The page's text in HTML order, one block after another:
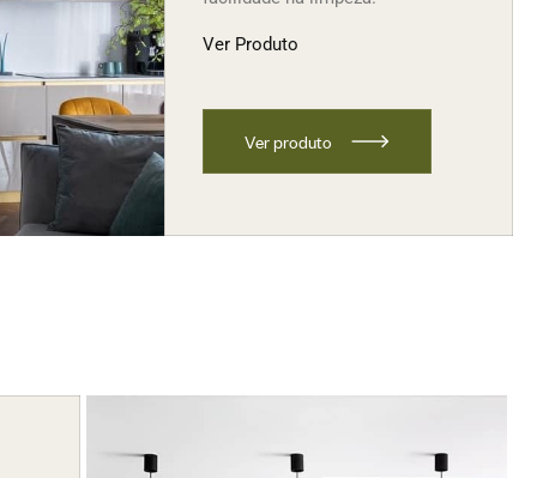
Ver Produto
Verproduto